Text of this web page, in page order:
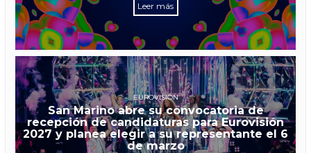
Leer más
EUROVISIÓN
San Marino abre su convocatoria de
recepción de candidaturas para Eurovisión
2027 y planea elegir a su representante el 6
de marzo